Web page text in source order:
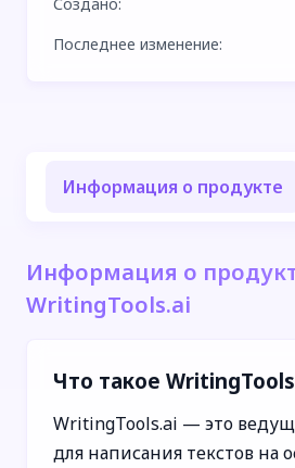
Последнее изменение:
Информация о продукте
Информация о
WritingTools.ai
Что такое
WritingTools.ai — это
для написания текстов на